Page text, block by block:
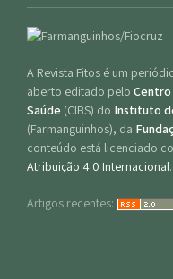
A Revista Fitos é um
aberto editado pelo
Saúde (CIBS) do Instituto
(Farmanguinhos), da
conteúdo está licenciado
Atribuição 4.0 Internacional.
Artigos recentes: